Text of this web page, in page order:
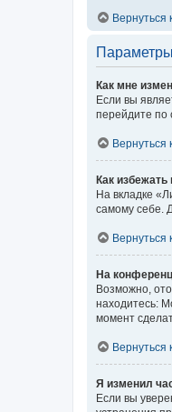
Вернуться
Как мне
Если вы
перейдите по
Вернуться
Как избежать
На вкладке
самому себе.
Вернуться
На
Возможно,
находитесь:
момент
Вернуться
Я изменил
Если вы